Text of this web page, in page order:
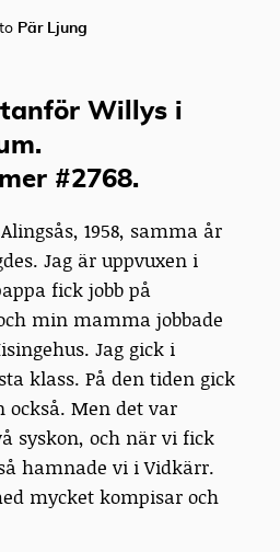
Pär Ljung
Willys i
#2768.
1958, samma år
Jag är uppvuxen i
fick jobb på
min mamma jobbade
Jag gick i
klass. På den tiden gick
också. Men det var
syskon, och när vi fick
hamnade vi i Vidkärr.
mycket kompisar och